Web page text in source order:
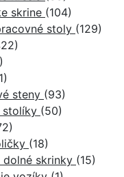
skrine (104)
stoly (129)
steny (93)
stolíky (50)
(18)
dolné skrinky (15)